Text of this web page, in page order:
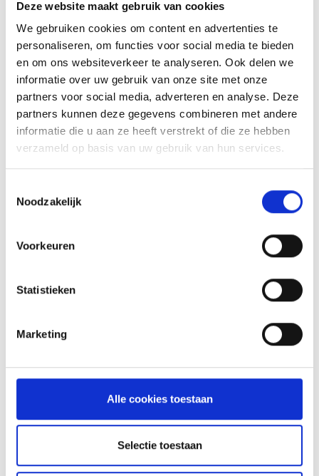
Deze website maakt gebruik van cookies
We gebruiken cookies om content en advertenties te
personaliseren, om functies voor social media te bieden
en om ons websiteverkeer te analyseren. Ook delen we
informatie over uw gebruik van onze site met onze
partners voor social media, adverteren en analyse. Deze
partners kunnen deze gegevens combineren met andere
informatie die u aan ze heeft verstrekt of die ze hebben
verzameld op basis van uw gebruik van hun services.
Noodzakelijk
Voorkeuren
Statistieken
Marketing
Alle cookies toestaan
Selectie toestaan
RECEPTEN EN TIPS
VAN ONZE GRILL MASTERS
MEER INFORMATIE